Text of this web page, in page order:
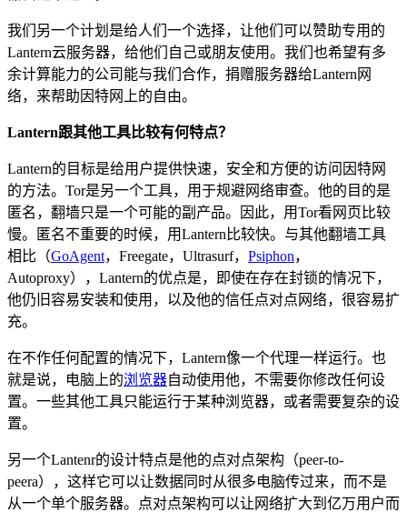
我们另一个计划是给人们一个选择，让他们可以赞助专用的
Lantern云服务器，给他们自己或朋友使用。我们也希望有多
余计算能力的公司能与我们合作，捐赠服务器给Lantern网
络，来帮助因特网上的自由。
Lantern跟其他工具比较有何特点？
Lantern的目标是给用户提供快速，安全和方便的访问因特网
的方法。Tor是另一个工具，用于规避网络审查。他的目的是
匿名，翻墙只是一个可能的副产品。因此，用Tor看网页比较
慢。匿名不重要的时候，用Lantern比较快。与其他翻墙工具
相比（GoAgent，Freegate，Ultrasurf， Psiphon，
Autoproxy），Lantern的优点是，即使在存在封锁的情况下，
他仍旧容易安装和使用，以及他的信任点对点网络，很容易扩
充。
在不作任何配置的情况下，Lantern像一个代理一样运行。也
就是说，电脑上的浏览器自动使用他，不需要你修改任何设
置。一些其他工具只能运行于某种浏览器，或者需要复杂的设
置。
另一个Lantenr的设计特点是他的点对点架构（peer-to-
peera），这样它可以让数据同时从很多电脑传过来，而不是
从一个单个服务器。点对点架构可以让网络扩大到亿万用户而